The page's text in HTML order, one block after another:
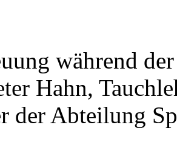
während
Hahn,
der Abteilung